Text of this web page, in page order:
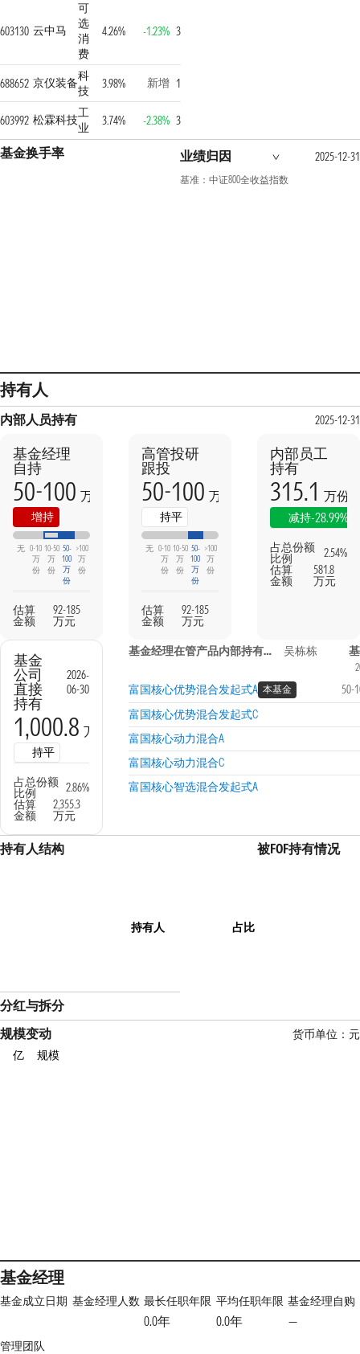
603130 云中马
可
选
消
费
4.26% -1.23% 3
688652 京仪装备科
技
3.98% 新增 1
603992 松霖科技工
业
3.74% -2.38% 3
基金换手率 业绩归因 2025-12-31
基准：中证800全收益指数
持有人
内部人员持有 2025-12-31
基金经理
自持
50-100 万份
增持
上期
无 0-10
万
份
10-50
万
份
50-
100
万
份
>100
万
份
估算
金额
92-185
万元
高管投研
跟投
50-100 万份
持平
无 0-10
万
份
10-50
万
份
50-
100
万
份
>100
万
份
估算
金额
92-185
万元
内部员工
持有
315.1 万份
减持-28.99%
占总份额
比例
2.54%
估算
金额
581.8
万元
基金
公司
直接
持有
2026-
06-30
1,000.8 万份
持平
占总份额
比例
2.86%
估算
金额
2,355.3
万元
基金经理在管产品内部持有信息 吴栋栋
富国核心优势混合发起式A 本基金
50-
富国核心优势混合发起式C
富国核心动力混合A
富国核心动力混合C
富国核心智选混合发起式A
持有人结构
持有人 占比
被FOF持有情况
分红与拆分
规模变动
货币单位：元
亿
规模
基金经理
基金成立日期 基金经理人数 最长任职年限
0.0年
平均任职年限
0.0年
基金经理自购
—
管理团队